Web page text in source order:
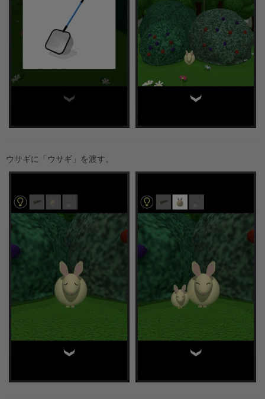
ウサギに「ウサギ」を渡す。